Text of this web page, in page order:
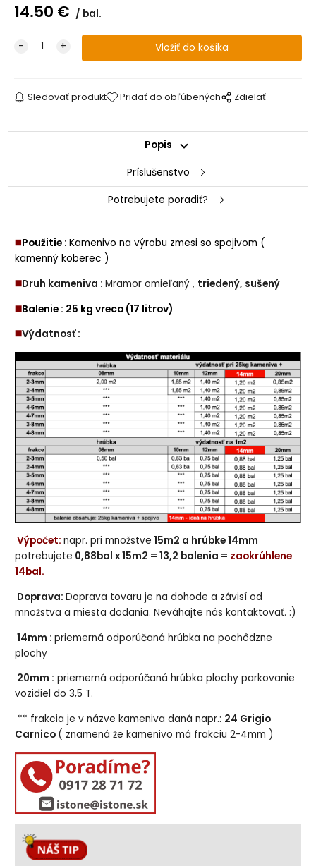
14.50 € bal.
Sledovať produkt Pridať do obľúbených Zdielať
Popis
Príslušenstvo
Potrebujete poradiť?
◼️Použitie :Kamenivo na výrobu zmesi so spojivom (
kamenný koberec )
◼️Druh kameniva :Mramor omieľaný , triedený, sušený
◼️Balenie : 25 kg vreco (17 litrov)
◼️Výdatnosť :
Výpočet: napr. pri množstve 15m2 a hrúbke 14mm
potrebujete 0,88bal x 15m2 = 13,2 balenia = zaokrúhlene
14bal.
Doprava:Doprava tovaru je na dohode a závisí od
množstva a miesta dodania. Neváhajte nás kontaktovať. :)
14mm :priemerná odporúčaná hrúbka na pochôdzne
plochy
20mm : priemerná odporúčaná hrúbka plochy parkovanie
vozidiel do 3,5 T.
** frakcia je v názve kameniva daná napr.: 24 Grigio
Carnico ( znamená že kamenivo má frakciu 2-4mm )